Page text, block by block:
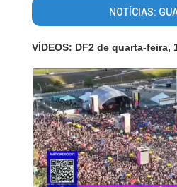
NOTÍCIAS:
VÍDEOS: DF2 de quarta-feira,